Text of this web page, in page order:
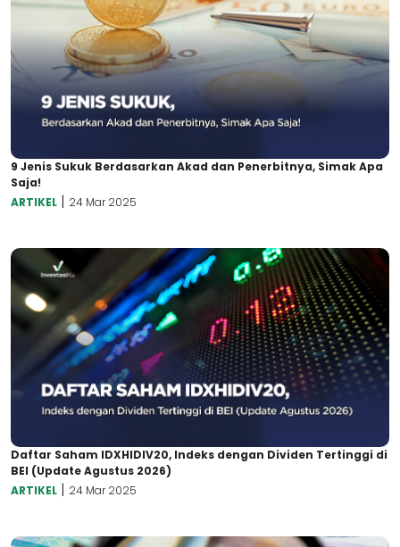
9 Jenis Sukuk Berdasarkan Akad dan Penerbitnya, Simak Apa
Saja!
ARTIKEL | 24 Mar 2025
Daftar Saham IDXHIDIV20, Indeks dengan Dividen Tertinggi di
BEI (Update Agustus 2026)
ARTIKEL | 24 Mar 2025